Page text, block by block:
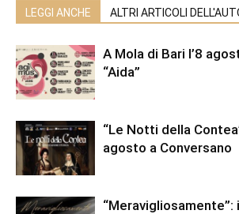
LEGGI ANCHE ALTRI ARTICOLI
A Mola di Bari l’8
“Aida”
“Le Notti della
agosto a Conversano